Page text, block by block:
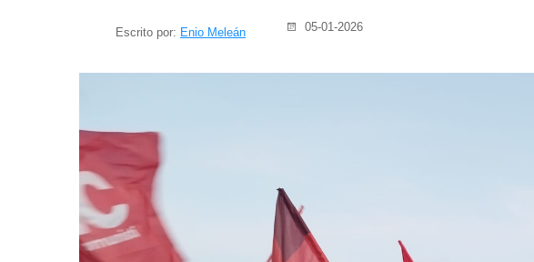
Escrito por: Enio Meleán 05-01-2026